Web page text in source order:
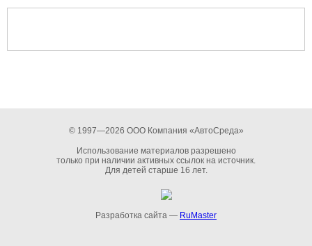
© 1997—2026 ООО Компания «АвтоСреда»
Использование материалов разрешено
только при наличии активных ссылок на источник.
Для детей старше 16 лет.
Разработка сайта — RuMaster